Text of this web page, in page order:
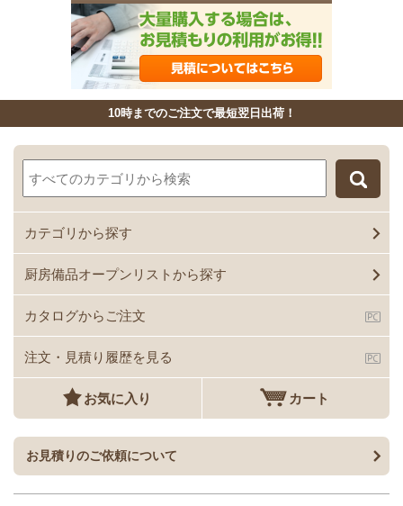
10時までのご注文で最短翌日出荷！
カテゴリから探す
厨房備品オープンリストから探す
カタログからご注文
注文・見積り履歴を見る
お気に入り カート
お見積りのご依頼について